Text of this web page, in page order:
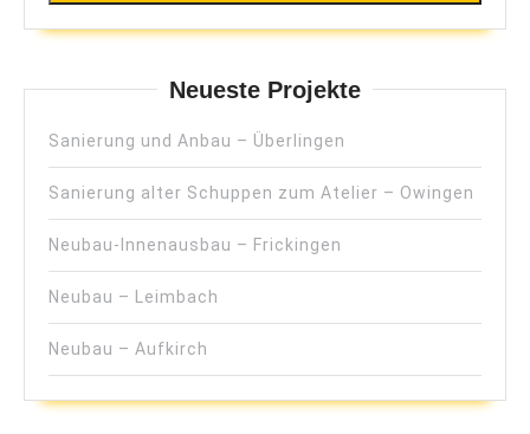
Neueste Projekte
Sanierung und Anbau – Überlingen
Sanierung alter Schuppen zum Atelier – Owingen
Neubau-Innenausbau – Frickingen
Neubau – Leimbach
Neubau – Aufkirch